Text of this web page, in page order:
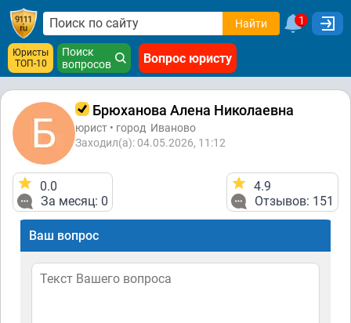
Найти 1
Юристы
ТОП-10
Поиск
вопросов
Вопрос юристу
Брюханова Алена Николаевна
юрист • город Иваново
Заходил(а): 04.05.2026, 11:12
0.0
За месяц: 0
4.9
Отзывов: 151
Ваш вопрос